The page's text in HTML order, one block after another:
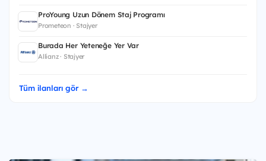
ProYoung Uzun Dönem Staj Programı
Prometeon · Stajyer
Burada Her Yeteneğe Yer Var
Allianz · Stajyer
Tüm ilanları gör →